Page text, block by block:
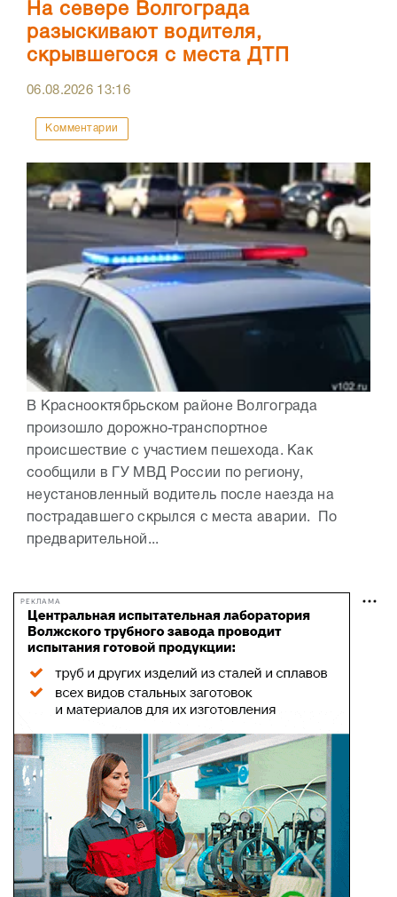
На севере Волгограда
разыскивают водителя,
скрывшегося с места ДТП
06.08.2026 13:16
Комментарии
В Краснооктябрьском районе Волгограда
произошло дорожно-транспортное
происшествие с участием пешехода. Как
сообщили в ГУ МВД России по региону,
неустановленный водитель после наезда на
пострадавшего скрылся с места аварии. По
предварительной...
РЕКЛАМА